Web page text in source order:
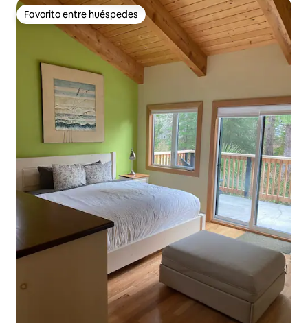
Favorito entre huéspedes
Favorito entre huéspedes